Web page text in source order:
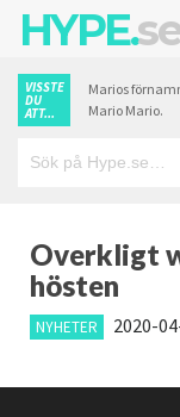
HYPE.
VISSTE
DU
ATT...
Marios
Mario Mario.
Overkligt
hösten
NYHETER 2020-